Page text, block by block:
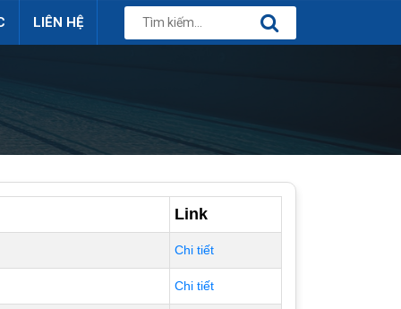
LIÊN HỆ
Link
Chi tiết
Chi tiết